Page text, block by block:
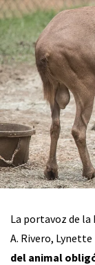
La portavoz de la
A. Rivero,
del animal